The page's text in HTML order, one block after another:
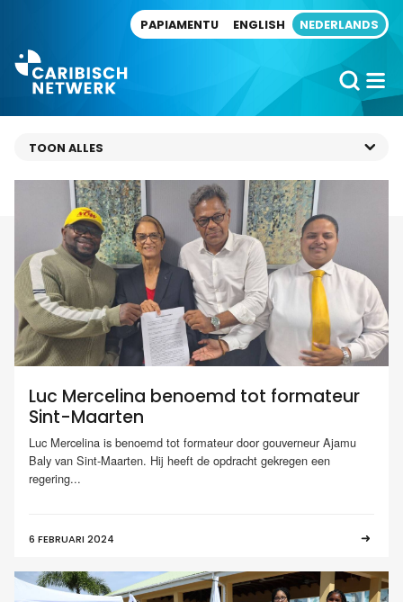
PAPIAMENTU ENGLISH NEDERLANDS
Luc Mercelina benoemd tot formateur
Sint-Maarten
Luc Mercelina is benoemd tot formateur door gouverneur Ajamu
Baly van Sint-Maarten. Hij heeft de opdracht gekregen een
regering...
6 FEBRUARI 2024